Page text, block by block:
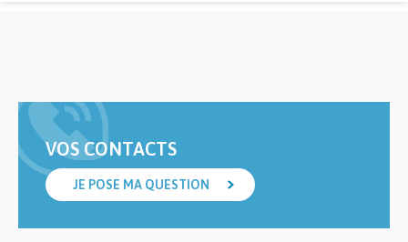
VOS CONTACTS
JE POSE MA QUESTION